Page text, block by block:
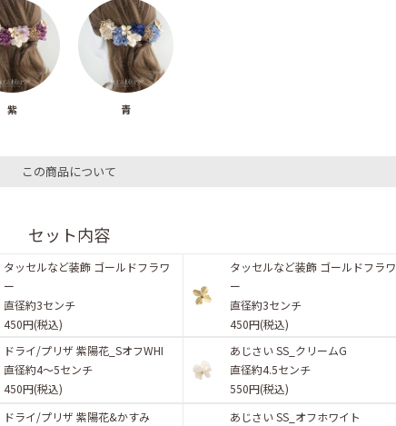
紫 青
この商品について
セット内容
タッセルなど装飾 ゴールドフラワ
ー
直径約3センチ
450円(税込)
タッセルなど装飾 ゴールドフラワ
ー
直径約3センチ
450円(税込)
ドライ/プリザ 紫陽花_SオフWHI
直径約4〜5センチ
450円(税込)
あじさい SS_クリームG
直径約4.5センチ
550円(税込)
ドライ/プリザ 紫陽花&かすみ
あじさい SS_オフホワイト